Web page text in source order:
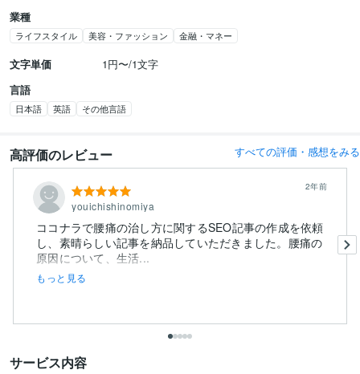
業種
ライフスタイル 美容・ファッション 金融・マネー
文字単価
1円〜/1文字
言語
日本語 英語 その他言語
高評価のレビュー すべての評価・感想をみる
youichishinomiya
2年前
ココナラで腰痛の治し方に関するSEO記事の作成を依頼
し、素晴らしい記事を納品していただきました。腰痛の
原因について、生活...
もっと見る
サービス内容